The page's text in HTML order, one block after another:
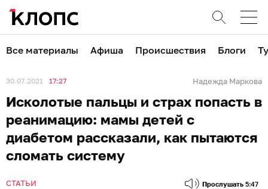
Все материалы Афиша Происшествия Блоги
30.07.2021 17:27 Надежда Маркова
Исколотые пальцы и страх попасть в
реанимацию: мамы детей с
диабетом рассказали, как пытаются
сломать систему
СТАТЬИ Прослушать 5:47